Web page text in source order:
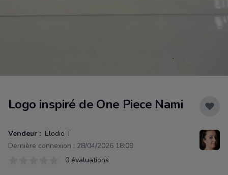
Logo inspiré de One Piece Nami
Vendeur : Elodie T
Dernière connexion : 28/04/2026 18:09
0 évaluations